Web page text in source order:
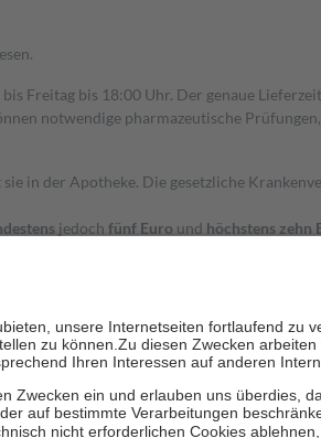
Freitag bis 18:00 Uhr. Der genaue
notwendige pharmazeutische
in der Apotheke. Die gesetzliche
jedoch fünf Euro und höchstens zehn
der Familie zu unterstützen, fallen